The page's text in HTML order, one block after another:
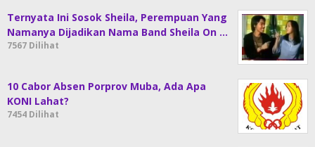
Ternyata Ini Sosok Sheila, Perempuan Yang
Namanya Dijadikan Nama Band Sheila On …
7567 Dilihat
10 Cabor Absen Porprov Muba, Ada Apa
KONI Lahat?
7454 Dilihat